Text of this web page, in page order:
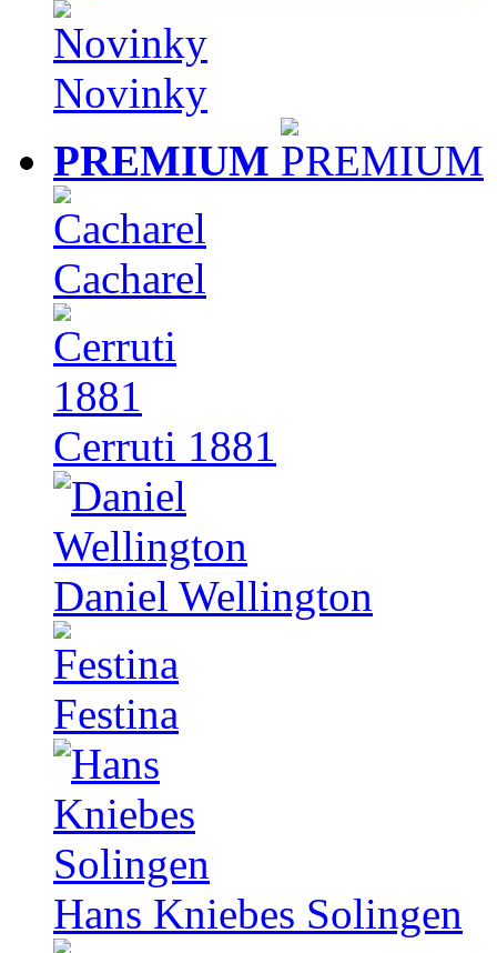
Novinky
PREMIUM
Cacharel
Cerruti 1881
Daniel Wellington
Festina
Hans Kniebes Solingen